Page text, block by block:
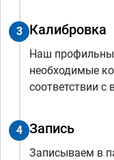
3 Калибровка
Наш
необходимые
соответствии
4 Запись
Записываем в